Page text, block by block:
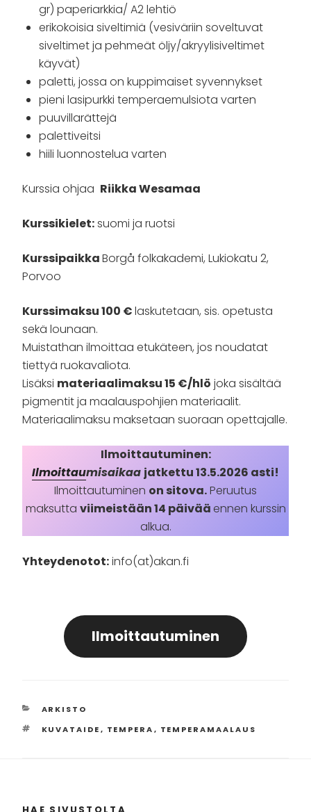
gr) paperiarkkia/ A2 lehtiö
erikokoisia siveltimiä (vesiväriin soveltuvat
siveltimet ja pehmeät öljy/akryylisiveltimet
käyvät)
paletti, jossa on kuppimaiset syvennykset
pieni lasipurkki temperaemulsiota varten
puuvillarättejä
palettiveitsi
hiili luonnostelua varten
Kurssia ohjaa Riikka Wesamaa
Kurssikielet:suomi ja ruotsi
KurssipaikkaBorgå folkakademi, Lukiokatu 2,
Porvoo
Kurssimaksu 100 €laskutetaan, sis. opetusta
sekä lounaan.
Muistathan ilmoittaa etukäteen, jos noudatat
tiettyä ruokavaliota.
Lisäksi materiaalimaksu 15 €/hlö joka sisältää
pigmentit ja maalauspohjien materiaalit.
Materiaalimaksu maksetaan suoraan opettajalle.
Ilmoittautuminen:
Ilmoittaumisaikaa jatkettu 13.5.2026 asti!
Ilmoittautuminen on sitova.Peruutus
maksutta viimeistään 14 päivääennen kurssin
alkua.
Yhteydenotot:info(at)akan.fi
Ilmoittautuminen
KATEGORIAT
ARKISTO
AVAINSANAT
KUVATAIDE, TEMPERA, TEMPERAMAALAUS